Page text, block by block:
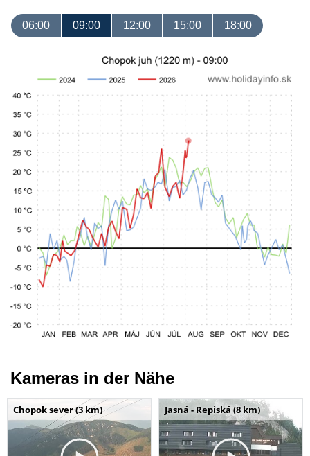
06:00 09:00 12:00 15:00 18:00
Kameras in der Nähe
Chopok sever (3 km) Jasná - Repiská (8 km)